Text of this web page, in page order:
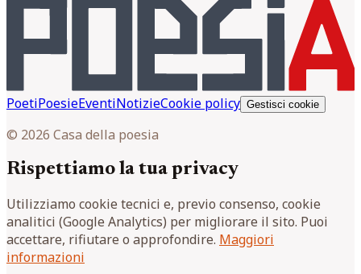
PoetiPoesieEventiNotizieCookie policy Gestisci cookie
© 2026 Casa della poesia
Rispettiamo la tua privacy
Utilizziamo cookie tecnici e, previo consenso, cookie
analitici (Google Analytics) per migliorare il sito. Puoi
accettare, rifiutare o approfondire. Maggiori
informazioni